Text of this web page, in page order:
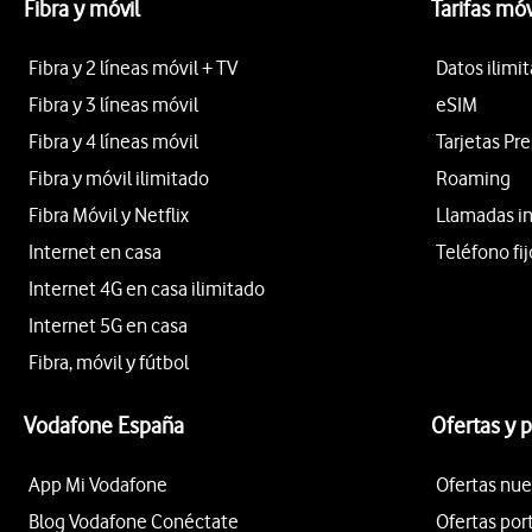
Fibra y móvil
Fibra y 2 líneas móvil + TV
Fibra y 3 líneas móvil
Fibra y 4 líneas móvil
Fibra y móvil ilimitado
Fibra Móvil y Netflix
Internet en casa
Internet 4G en casa ilimitado
Internet 5G en casa
Fibra, móvil y fútbol
Tarifas
Datos
eSIM
Tarjetas
Roaming
Llamadas
Teléfono
Vodafone España
App Mi Vodafone
Blog Vodafone Conéctate
Ofertas y
Ofertas
Ofertas